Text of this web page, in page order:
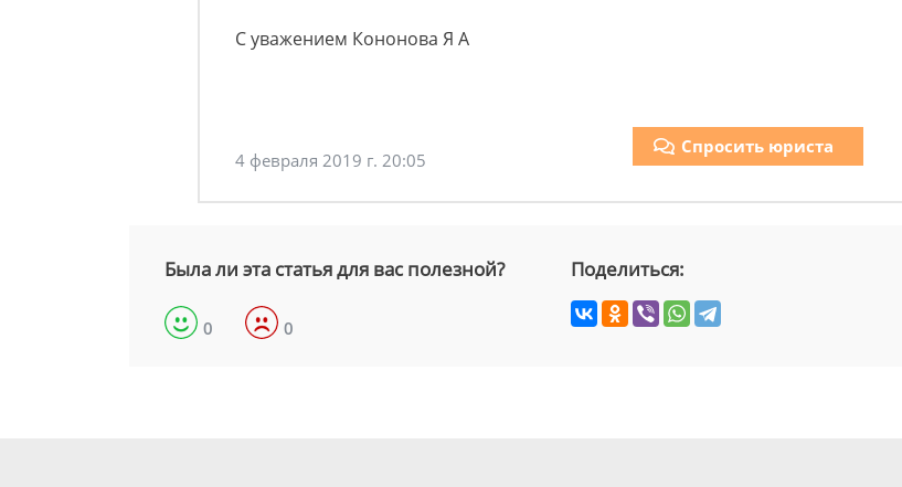
С уважением Кононова Я А
4 февраля 2019 г. 20:05
Спросить юриста
Была ли эта статья для вас полезной?
0 0
Поделиться: